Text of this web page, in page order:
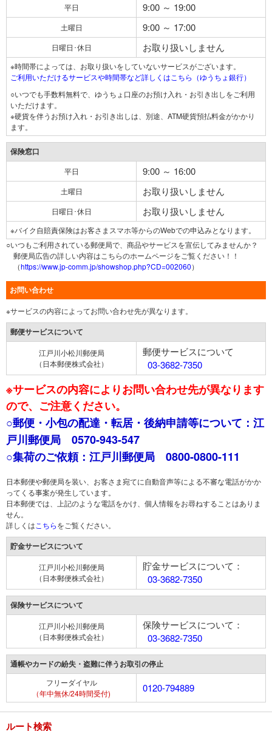
平日 9:00 ～ 19:00
土曜日 9:00 ～ 17:00
日曜日･休日 お取り扱いしません
※時間帯によっては、お取り扱いをしていないサービスがございます。
ご利用いただけるサービスや時間帯など詳しくはこちら（ゆうちょ銀行）
○いつでも手数料無料で、ゆうちょ口座のお預け入れ・お引き出しをご利用
いただけます。
※硬貨を伴うお預け入れ・お引き出しは、別途、ATM硬貨預払料金がかかり
ます。
保険窓口
平日 9:00 ～ 16:00
土曜日 お取り扱いしません
日曜日･休日 お取り扱いしません
※バイク自賠責保険はお客さまスマホ等からのWebでの申込みとなります。
○いつもご利用されている郵便局で、商品やサービスを宣伝してみませんか？
郵便局広告の詳しい内容はこちらのホームページをご覧ください！！
（https://www.jp-comm.jp/showshop.php?CD=002060）
お問い合わせ
※サービスの内容によってお問い合わせ先が異なります。
郵便サービスについて
江戸川小松川郵便局
（日本郵便株式会社）
郵便サービスについて
03-3682-7350
※サービスの内容によりお問い合わせ先が異なります
ので、ご注意ください。
○郵便・小包の配達・転居・後納申請等について：江
戸川郵便局 0570-943-547
○集荷のご依頼：江戸川郵便局 0800-0800-111
日本郵便や郵便局を装い、お客さま宛てに自動音声等による不審な電話がかか
ってくる事案が発生しています。
日本郵便では、上記のような電話をかけ、個人情報をお尋ねすることはありま
せん。
詳しくは こちらをご覧ください。
貯金サービスについて
江戸川小松川郵便局
（日本郵便株式会社）
貯金サービスについて：
03-3682-7350
保険サービスについて
江戸川小松川郵便局
（日本郵便株式会社）
保険サービスについて：
03-3682-7350
通帳やカードの紛失・盗難に伴うお取引の停止
フリーダイヤル
（年中無休/24時間受付)
0120-794889
ルート検索